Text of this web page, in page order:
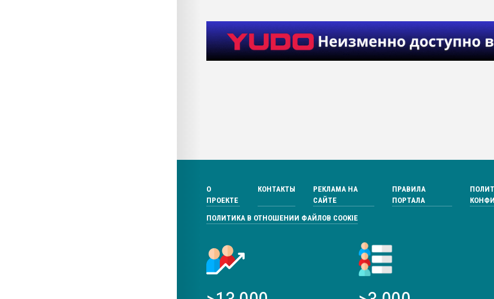
О
ПРОЕКТЕ
КОНТАКТЫ
РЕКЛАМА НА
САЙТЕ
ПРАВИЛА
ПОРТАЛА
ПОЛИТИКА В ОТНОШЕНИИ ФАЙЛОВ COOKIE